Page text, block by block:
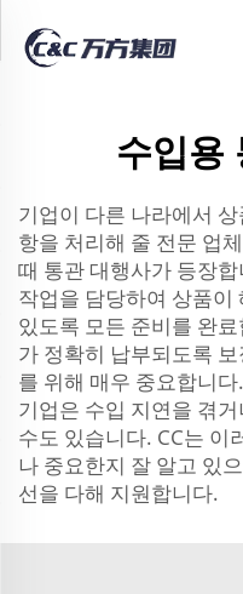
수입용
기업이 다른 나라에서
항을 처리해 줄 전문 업
때 통관 대행사가 등장
작업을 담당하여 상품이
있도록 모든 준비를 완
가 정확히 납부되도록
를 위해 매우 중요합니
기업은 수입 지연을 겪
수도 있습니다. CC는 이
나 중요한지 잘 알고 있
선을 다해 지원합니다.